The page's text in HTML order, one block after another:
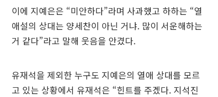
이에 지예은은 “미안하다”라며 사과했고 하하는 “열
애설의 상대는 양세찬이 아닌 거냐. 많이 서운해하는
거 같다”라고 말해 웃음을 안겼다.
유재석을 제외한 누구도 지예은의 열애 상대를 모르
고 있는 상황에서 유재석은 “힌트를 주겠다. 지석진